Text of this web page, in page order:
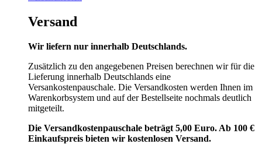
Versand
Wir liefern nur innerhalb Deutschlands.
Zusätzlich zu den angegebenen Preisen berechnen wir für die
Lieferung innerhalb Deutschlands eine
Versankostenpauschale. Die Versandkosten werden Ihnen im
Warenkorbsystem und auf der Bestellseite nochmals deutlich
mitgeteilt.
Die Versandkostenpauschale beträgt 5,00 Euro. Ab 100 €
Einkaufspreis bieten wir kostenlosen Versand.